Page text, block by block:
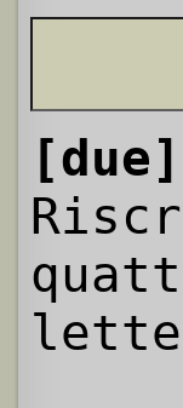
[due]